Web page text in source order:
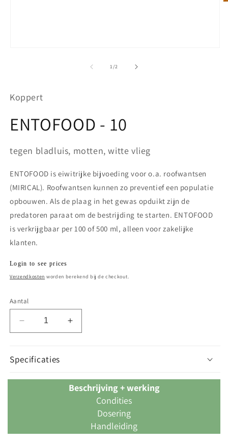
1/van
2
Koppert
ENTOFOOD - 10
tegen bladluis, motten, witte vlieg
ENTOFOOD is eiwitrijke bijvoeding voor o.a. roofwantsen
(MIRICAL). Roofwantsen kunnen zo preventief een populatie
opbouwen. Als de plaag in het gewas opduikt zijn de
predatoren paraat om de bestrijding te starten. ENTOFOOD
is verkrijgbaar per 100 of 500 ml, alleen voor zakelijke
klanten.
Normale
prijs
Login to see prices
Verzendkosten worden berekend bij de checkout.
Aantal
Aantal
verlagen
entofood-
Aantal
verhogen
Specificaties
Beschrijving + werking
Condities
Dosering
Handleiding